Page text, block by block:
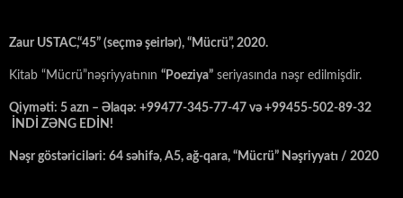
Zaur USTAC,“45” (seçmə şeirlər), “Mücrü”, 2020.
Kitab “Mücrü”nəşriyyatının “Poeziya” seriyasında nəşr edilmişdir.
Qiyməti: 5 azn – Əlaqə: +99477-345-77-47 və +99455-502-89-32
İNDİ ZƏNG EDİN!
Nəşr göstəriciləri: 64 səhifə, A5, ağ-qara, “Mücrü” Nəşriyyatı / 2020